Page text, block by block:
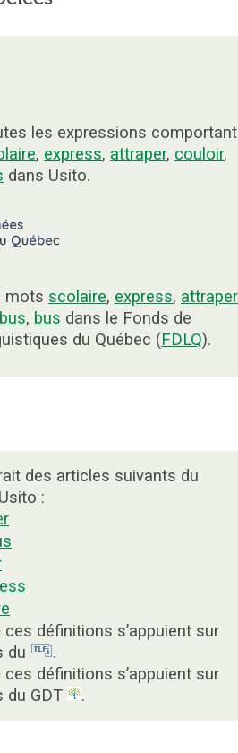
les expressions comportant
, express, attraper, couloir,
dans Usito.
mots scolaire, express, attraper
, bus dans le Fonds de
du Québec (FDLQ).
des articles suivants du
:
ces définitions s’appuient sur
du
.
ces définitions s’appuient sur
du GDT
.